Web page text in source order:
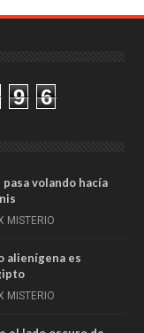
9 6
volando hacía
MISTERIO
alienígena es
MISTERIO